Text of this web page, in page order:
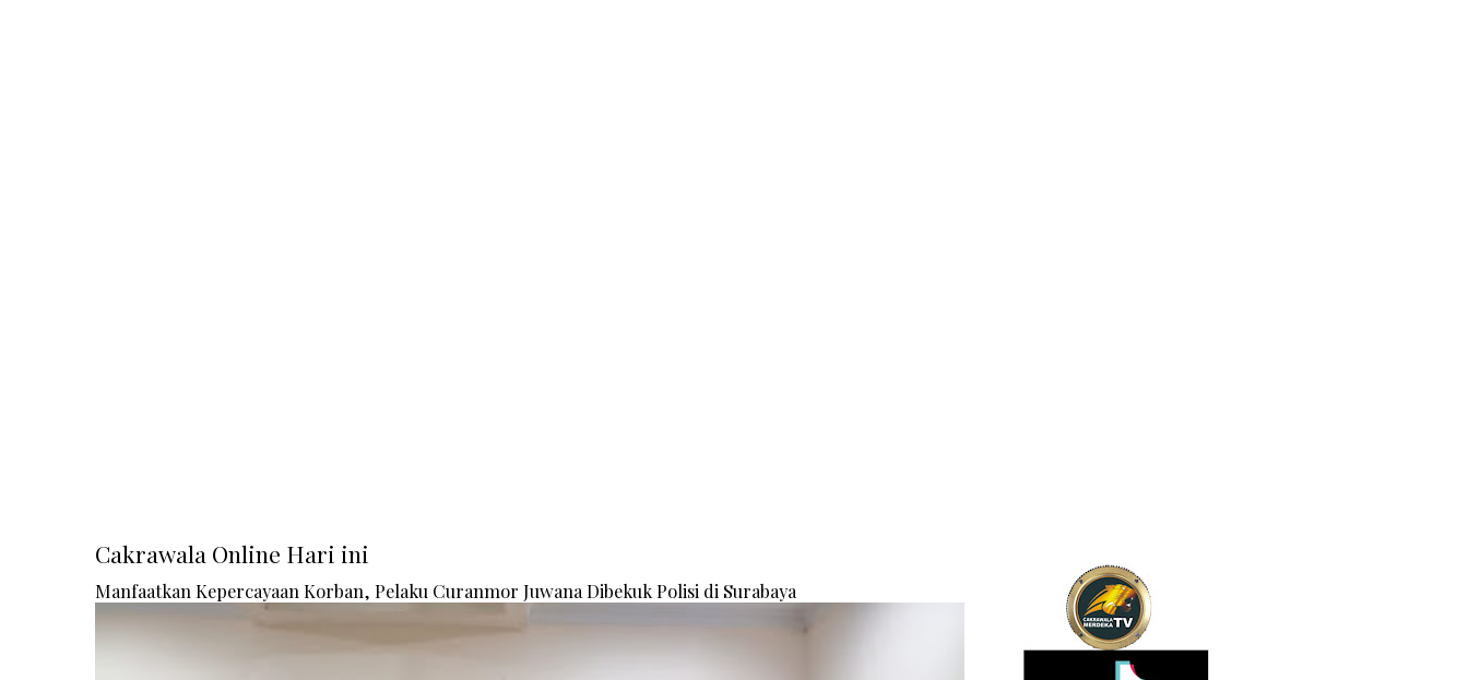
Cakrawala Online Hari ini
Manfaatkan Kepercayaan Korban, Pelaku Curanmor Juwana Dibekuk Polisi di Surabaya